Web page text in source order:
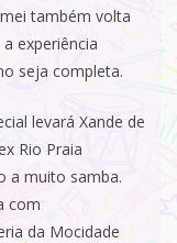
também volta
experiência
seja completa.
levará Xande de
Rio Praia
a muito samba.
com
da Mocidade